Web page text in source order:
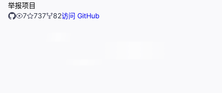
举报项目
7
737 82访问 GitHub